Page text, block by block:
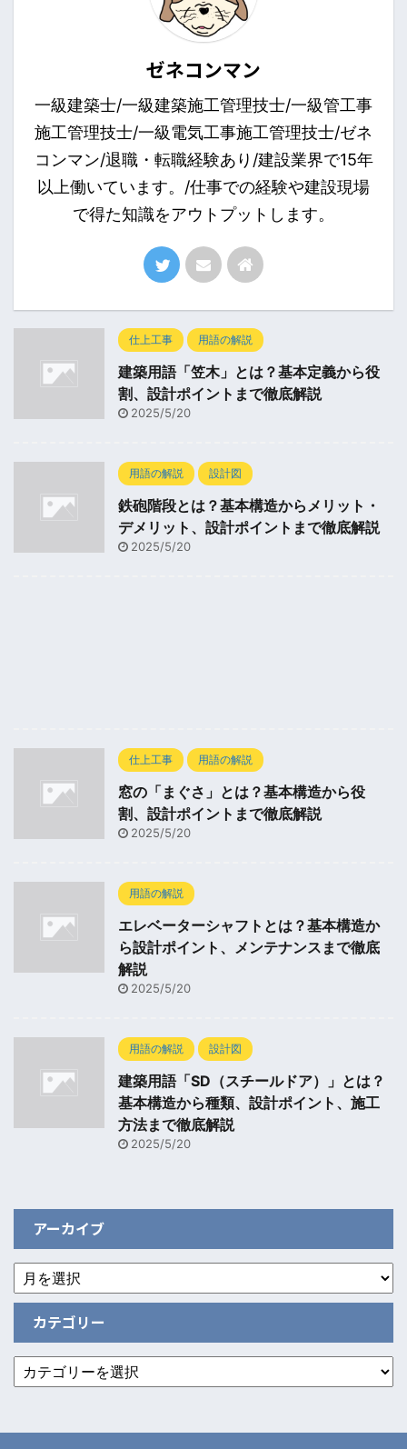
ゼネコンマン
一級建築士/一級建築施工管理技士/一級管工事
施工管理技士/一級電気工事施工管理技士/ゼネ
コンマン/退職・転職経験あり/建設業界で15年
以上働いています。/仕事での経験や建設現場
で得た知識をアウトプットします。
仕上工事 用語の解説
建築用語「笠木」とは？基本定義から役
割、設計ポイントまで徹底解説
2025/5/20
用語の解説 設計図
鉄砲階段とは？基本構造からメリット・
デメリット、設計ポイントまで徹底解説
2025/5/20
仕上工事 用語の解説
窓の「まぐさ」とは？基本構造から役
割、設計ポイントまで徹底解説
2025/5/20
用語の解説
エレベーターシャフトとは？基本構造か
ら設計ポイント、メンテナンスまで徹底
解説
2025/5/20
用語の解説 設計図
建築用語「SD（スチールドア）」とは？
基本構造から種類、設計ポイント、施工
方法まで徹底解説
2025/5/20
アーカイブ
カテゴリー